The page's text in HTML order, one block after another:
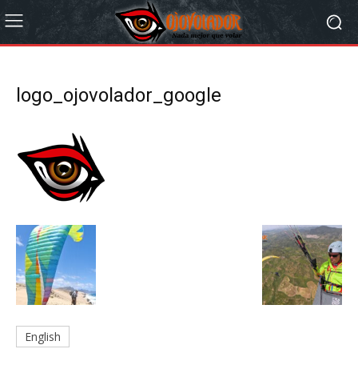
logo_ojovolador_google
English